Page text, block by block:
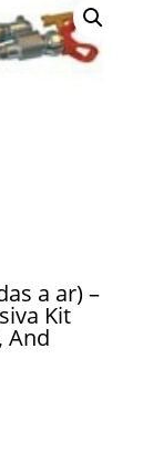
a ar) –
Kit
And